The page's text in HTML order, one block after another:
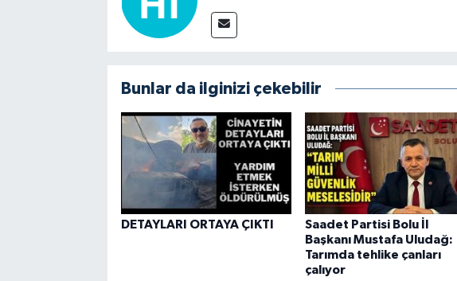
Bunlar da ilginizi çekebilir
DETAYLARI ORTAYA ÇIKTI
Saadet Partisi Bolu İl
Başkanı Mustafa Uludağ:
Tarımda tehlike çanları
çalıyor